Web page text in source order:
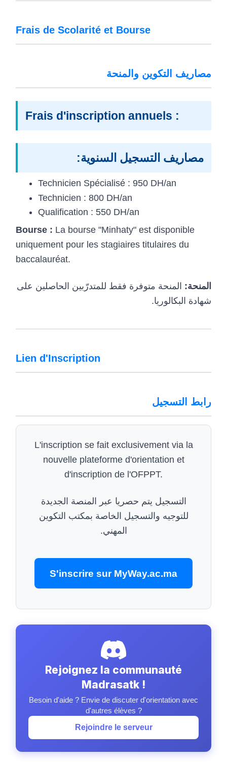
Frais de Scolarité et Bourse
مصاريف التكوين والمنحة
Frais d'inscription annuels :
مصاريف التسجيل السنوية:
Technicien Spécialisé : 950 DH/an
Technicien : 800 DH/an
Qualification : 550 DH/an
Bourse : La bourse "Minhaty" est disponible
uniquement pour les stagiaires titulaires du
baccalauréat.
المنحة: المنحة متوفرة فقط للمتدرّبين الحاصلين على
شهادة البكالوريا.
Lien d'Inscription
رابط التسجيل
L'inscription se fait exclusivement via la
nouvelle plateforme d'orientation et
d'inscription de l'OFPPT.
التسجيل يتم حصريا عبر المنصة الجديدة
للتوجيه والتسجيل الخاصة بمكتب التكوين
المهني.
S'inscrire sur MyWay.ac.ma
Rejoignez la communauté
Madrasatk !
Besoin d'aide ? Envie de discuter d'orientation avec
d'autres élèves ?
Rejoindre le serveur